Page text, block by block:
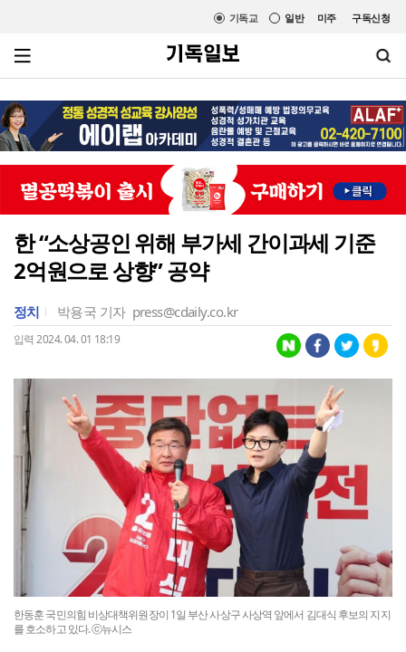
미주 구독신청
일반
기독교
한 “소상공인 위해 부가세 간이과세 기준
2억원으로 상향” 공약
정치 박용국 기자 press@cdaily.co.kr
입력 2024. 04. 01 18:19
한동훈 국민의힘 비상대책위원장이 1일 부산 사상구 사상역 앞에서 김대식 후보의 지지
를 호소하고 있다. ⓒ뉴시스